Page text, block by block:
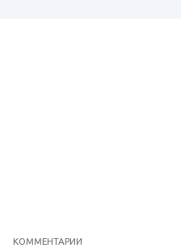
КОММЕНТАРИИ